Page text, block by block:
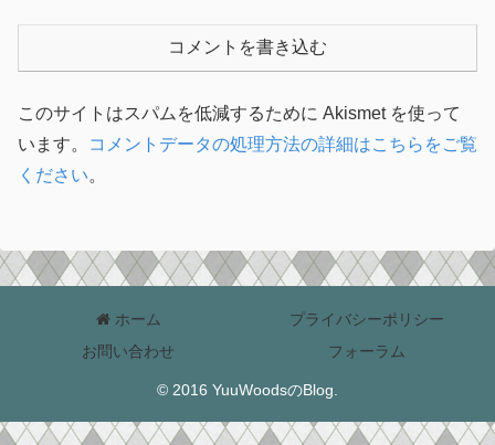
コメントを書き込む
このサイトはスパムを低減するために Akismet を使って
います。
コメントデータの処理方法の詳細はこちらをご覧
ください。
ホーム
プライバシーポリシー
お問い合わせ
フォーラム
© 2016 YuuWoodsのBlog.